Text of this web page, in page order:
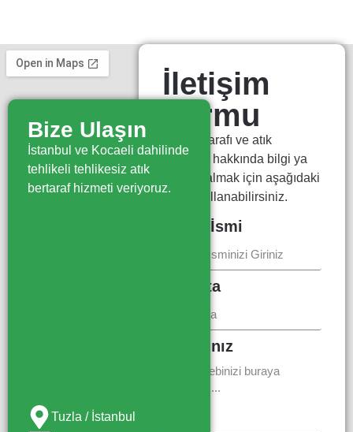
Bize Ulaşın
İstanbul ve Kocaeli dahilinde
tehlikeli tehlikesiz atık
bertaraf hizmeti veriyoruz.
Tuzla / İstanbul
İletişim
Formu
Atık bertarafı ve atık
yönetimi hakkında bilgi ya
da fiyat almak için aşağıdaki
formu kullanabilirsiniz.
Firma İsmi
E-Posta
Mesajınız